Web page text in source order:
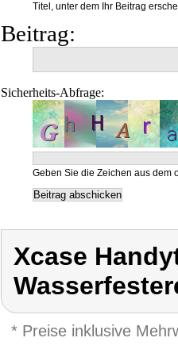
Titel, unter dem Ihr Beitrag
Beitrag:
Sicherheits-Abfrage:
Geben Sie die Zeichen aus dem
Xcase
* Preise inklusive